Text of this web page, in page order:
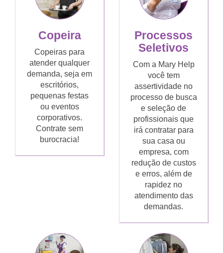
Copeira
Copeiras para
atender qualquer
demanda, seja em
escritórios,
pequenas festas
ou eventos
corporativos.
Contrate sem
burocracia!
Processos
Seletivos
Com a Mary Help
você tem
assertividade no
processo de busca
e seleção de
profissionais que
irá contratar para
sua casa ou
empresa, com
redução de custos
e erros, além de
rapidez no
atendimento das
demandas.